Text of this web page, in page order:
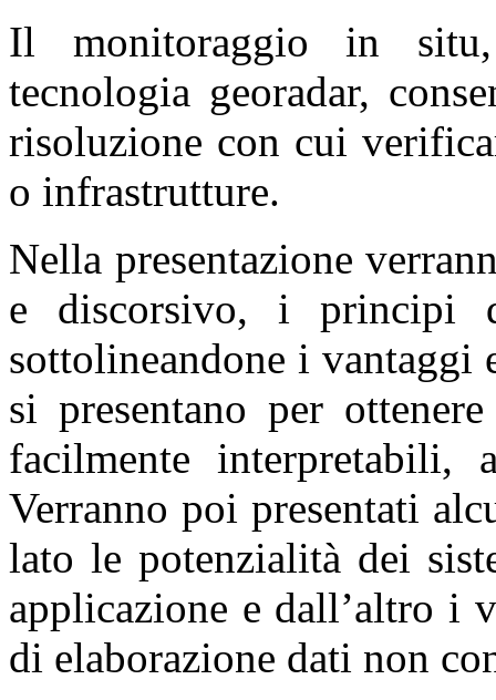
Il monitoraggio in
tecnologia georadar,
risoluzione con cui
o infrastrutture.
Nella presentazione
e discorsivo, i principi
sottolineandone i vantaggi
si presentano per
facilmente interpretabili,
Verranno poi presentati
lato le potenzialità dei
applicazione e dall’altro i
di elaborazione dati non